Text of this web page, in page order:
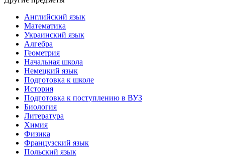
Английский язык
Математика
Украинский язык
Алгебра
Геометрия
Начальная школа
Немецкий язык
Подготовка к школе
История
Подготовка к поступлению в ВУЗ
Биология
Литература
Химия
Физика
Французский язык
Польский язык